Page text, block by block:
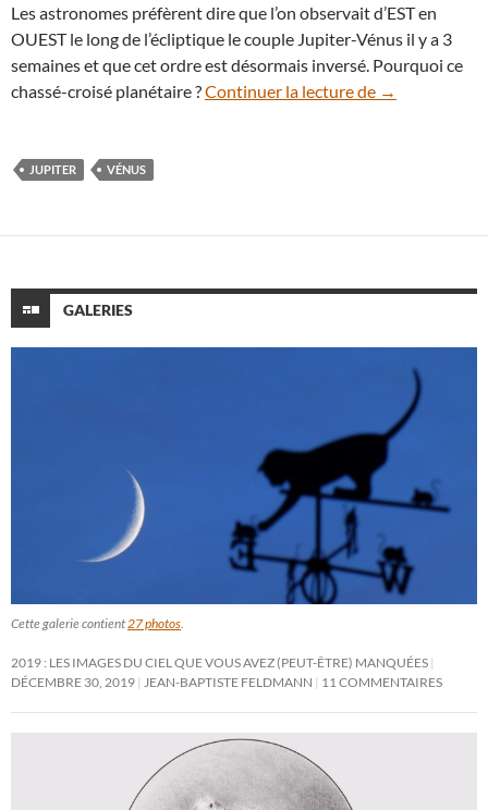
Les astronomes préfèrent dire que l’on observait d’EST en
OUEST le long de l’écliptique le couple Jupiter-Vénus il y a 3
semaines et que cet ordre est désormais inversé. Pourquoi ce
chassé-croisé planétaire ?Continuer la lecture de Chassé-
→
JUPITER VÉNUS
GALERIES
Cette galerie contient27 photos.
2019 : LES IMAGES DU CIEL QUE VOUS AVEZ (PEUT-ÊTRE) MANQUÉES
DÉCEMBRE 30, 2019 JEAN-BAPTISTE FELDMANN 11 COMMENTAIRES